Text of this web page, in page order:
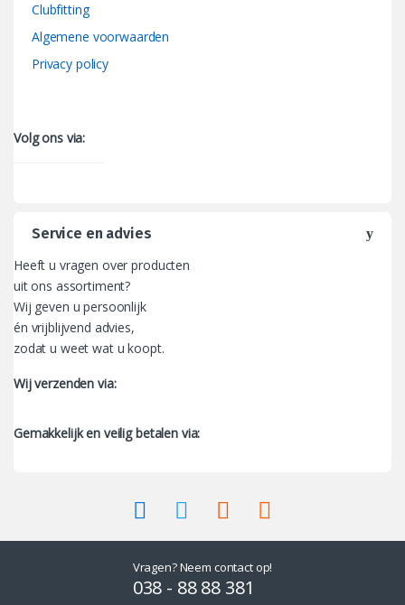
Clubfitting
Algemene voorwaarden
Privacy policy
Volg ons via:
Service en advies
Heeft u vragen over producten
uit ons assortiment?
Wij geven u persoonlijk
én vrijblijvend advies,
zodat u weet wat u koopt.
Wij verzenden via:
Gemakkelijk en veilig betalen via:
Vragen? Neem contact op!
038 - 88 88 381